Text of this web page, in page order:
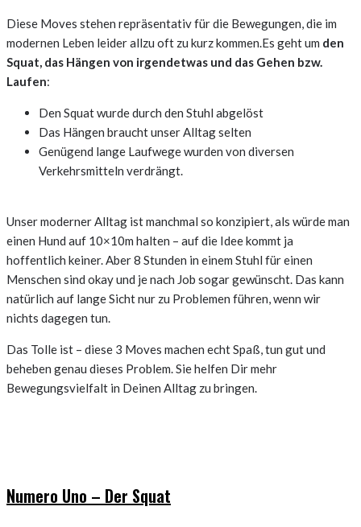
Diese Moves stehen repräsentativ für die Bewegungen, die im
modernen Leben leider allzu oft zu kurz kommen.Es geht um den
Squat, das Hängen von irgendetwas und das Gehen bzw.
Laufen:
Den Squat wurde durch den Stuhl abgelöst
Das Hängen braucht unser Alltag selten
Genügend lange Laufwege wurden von diversen
Verkehrsmitteln verdrängt.
Unser moderner Alltag ist manchmal so konzipiert, als würde man
einen Hund auf 10×10m halten – auf die Idee kommt ja
hoffentlich keiner. Aber 8 Stunden in einem Stuhl für einen
Menschen sind okay und je nach Job sogar gewünscht. Das kann
natürlich auf lange Sicht nur zu Problemen führen, wenn wir
nichts dagegen tun.
Das Tolle ist – diese 3 Moves machen echt Spaß, tun gut und
beheben genau dieses Problem. Sie helfen Dir mehr
Bewegungsvielfalt in Deinen Alltag zu bringen.
Numero Uno – Der Squat